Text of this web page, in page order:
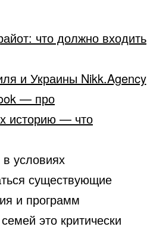
что должно входить
и Украины Nikk.Agency
— про
историю — что
условиях
существующие
и программ
это критически